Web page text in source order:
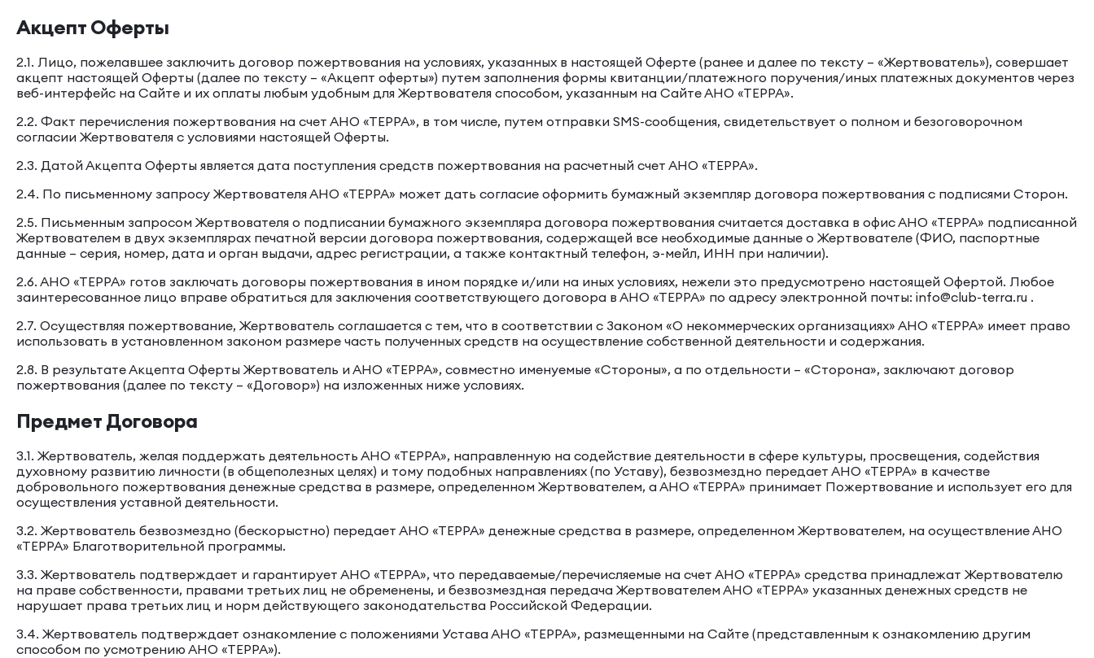
Акцепт Оферты
2.1. Лицо, пожелавшее заключить договор пожертвования на условиях, указанных в настоящей Оферте (ранее и далее по тексту – «Жертвователь»), совершает
акцепт настоящей Оферты (далее по тексту – «Акцепт оферты») путем заполнения формы квитанции/платежного поручения/иных платежных документов через
веб-интерфейс на Сайте и их оплаты любым удобным для Жертвователя способом, указанным на Сайте АНО «ТЕРРА».
2.2. Факт перечисления пожертвования на счет АНО «ТЕРРА», в том числе, путем отправки SMS-сообщения, свидетельствует о полном и безоговорочном
согласии Жертвователя с условиями настоящей Оферты.
2.3. Датой Акцепта Оферты является дата поступления средств пожертвования на расчетный счет АНО «ТЕРРА».
2.4. По письменному запросу Жертвователя АНО «ТЕРРА» может дать согласие оформить бумажный экземпляр договора пожертвования с подписями Сторон.
2.5. Письменным запросом Жертвователя о подписании бумажного экземпляра договора пожертвования считается доставка в офис АНО «ТЕРРА» подписанной
Жертвователем в двух экземплярах печатной версии договора пожертвования, содержащей все необходимые данные о Жертвователе (ФИО, паспортные
данные – серия, номер, дата и орган выдачи, адрес регистрации, а также контактный телефон, э-мейл, ИНН при наличии).
2.6. АНО «ТЕРРА» готов заключать договоры пожертвования в ином порядке и/или на иных условиях, нежели это предусмотрено настоящей Офертой. Любое
заинтересованное лицо вправе обратиться для заключения соответствующего договора в АНО «ТЕРРА» по адресу электронной почты: info@club-terra.ru .
2.7. Осуществляя пожертвование, Жертвователь соглашается с тем, что в соответствии с Законом «О некоммерческих организациях» АНО «ТЕРРА» имеет право
использовать в установленном законом размере часть полученных средств на осуществление собственной деятельности и содержания.
2.8. В результате Акцепта Оферты Жертвователь и АНО «ТЕРРА», совместно именуемые «Стороны», а по отдельности – «Сторона», заключают договор
пожертвования (далее по тексту – «Договор») на изложенных ниже условиях.
Предмет Договора
3.1. Жертвователь, желая поддержать деятельность АНО «ТЕРРА», направленную на содействие деятельности в сфере культуры, просвещения, содействия
духовному развитию личности (в общеполезных целях) и тому подобных направлениях (по Уставу), безвозмездно передает АНО «ТЕРРА» в качестве
добровольного пожертвования денежные средства в размере, определенном Жертвователем, а АНО «ТЕРРА» принимает Пожертвование и использует его для
осуществления уставной деятельности.
3.2. Жертвователь безвозмездно (бескорыстно) передает АНО «ТЕРРА» денежные средства в размере, определенном Жертвователем, на осуществление АНО
«ТЕРРА» Благотворительной программы.
3.3. Жертвователь подтверждает и гарантирует АНО «ТЕРРА», что передаваемые/перечисляемые на счет АНО «ТЕРРА» средства принадлежат Жертвователю
на праве собственности, правами третьих лиц не обременены, и безвозмездная передача Жертвователем АНО «ТЕРРА» указанных денежных средств не
нарушает права третьих лиц и норм действующего законодательства Российской Федерации.
3.4. Жертвователь подтверждает ознакомление с положениями Устава АНО «ТЕРРА», размещенными на Сайте (представленным к ознакомлению другим
способом по усмотрению АНО «ТЕРРА»).